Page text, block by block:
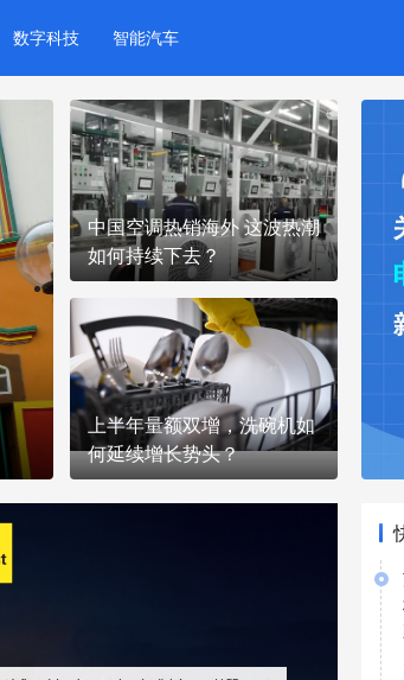
数字科技 智能汽车
欧洲家电规则或迎调整，三星LG
应对？
中国空调热销海外 这波热潮
如何持续下去？
上半年量额双增，洗碗机如
何延续增长势头？